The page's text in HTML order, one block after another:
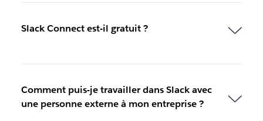
Slack Connect est-il gratuit ?
Comment puis-je travailler dans Slack avec
une personne externe à mon entreprise ?